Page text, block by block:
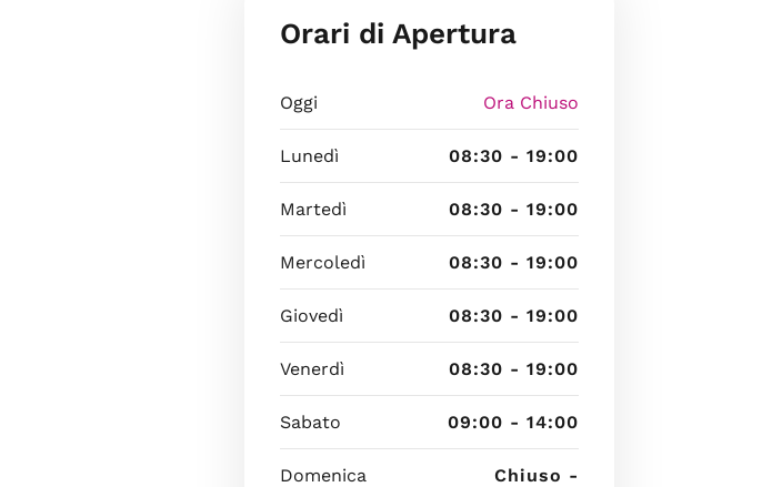
Orari di Apertura
Oggi Ora Chiuso
Lunedì 08:30 - 19:00
Martedì 08:30 - 19:00
Mercoledì 08:30 - 19:00
Giovedì 08:30 - 19:00
Venerdì 08:30 - 19:00
Sabato 09:00 - 14:00
Domenica Chiuso -